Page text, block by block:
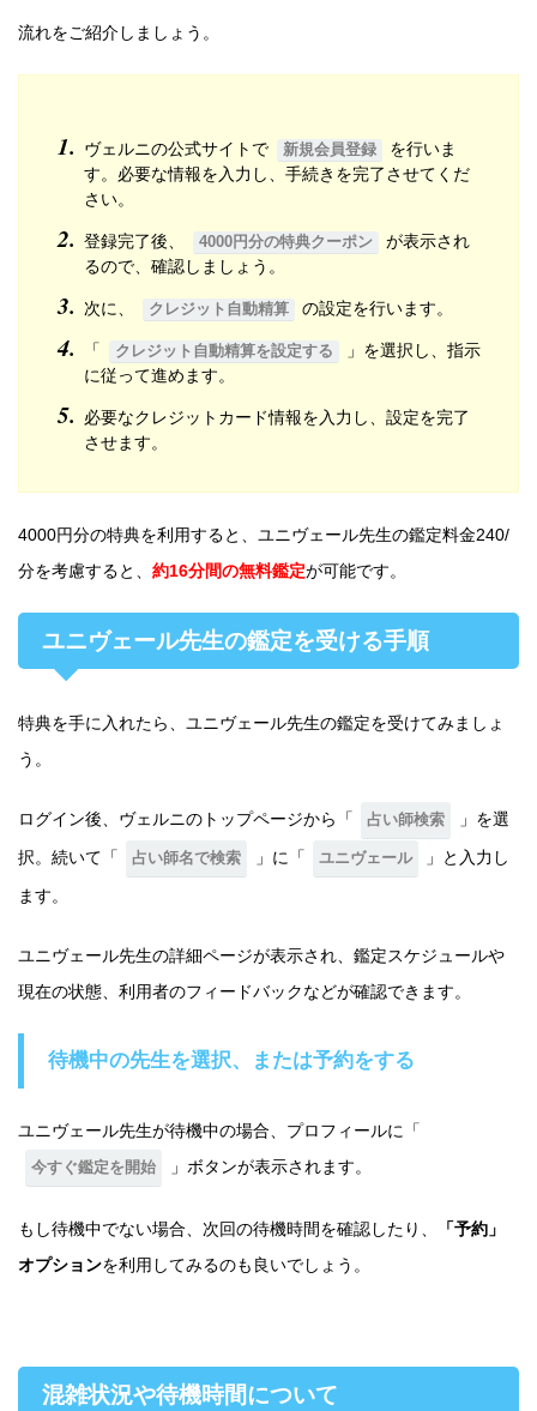
流れをご紹介しましょう。
ヴェルニの公式サイトで 新規会員登録
を行いま
す。必要な情報を入力し、手続きを完了させてくだ
さい。
登録完了後、 4000円分の特典クーポン
が表示され
るので、確認しましょう。
次に、 クレジット自動精算 の設定を行います。
「 クレジット自動精算を設定する
」を選択し、指示
に従って進めます。
必要なクレジットカード情報を入力し、設定を完了
させます。
4000円分の特典を利用すると、ユニヴェール先生の鑑定料金240/
分を考慮すると、 約16分間の無料鑑定が可能です。
ユニヴェール先生の鑑定を受ける手順
特典を手に入れたら、ユニヴェール先生の鑑定を受けてみましょ
う。
ログイン後、ヴェルニのトップページから「 占い師検索
」を選
択。続いて「
占い師名で検索 」に「 ユニヴェール
」と入力し
ます。
ユニヴェール先生の詳細ページが表示され、鑑定スケジュールや
現在の状態、利用者のフィードバックなどが確認できます。
待機中の先生を選択、または予約をする
ユニヴェール先生が待機中の場合、プロフィールに「
今すぐ鑑定を開始 」ボタンが表示されます。
もし待機中でない場合、次回の待機時間を確認したり、
「予約」
オプションを利用してみるのも良いでしょう。
混雑状況や待機時間について